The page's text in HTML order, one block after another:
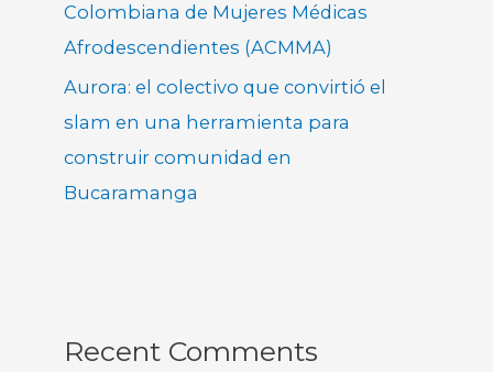
Colombiana de Mujeres Médicas
Afrodescendientes (ACMMA)
Aurora: el colectivo que convirtió el
slam en una herramienta para
construir comunidad en
Bucaramanga
Recent Comments